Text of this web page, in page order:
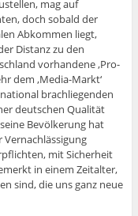
mag auf
doch sobald der
Abkommen liegt,
Distanz zu den
vorhandene ‚Pro-
dem ‚Media-Markt‘
brachliegenden
deutschen Qualität
Bevölkerung hat
Vernachlässigung
mit Sicherheit
in einem Zeitalter,
sind, die uns ganz neue